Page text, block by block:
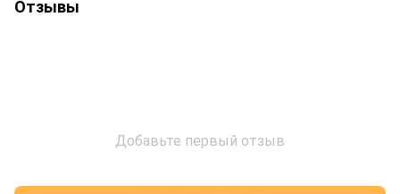
Отзывы
Добавьте первый отзыв